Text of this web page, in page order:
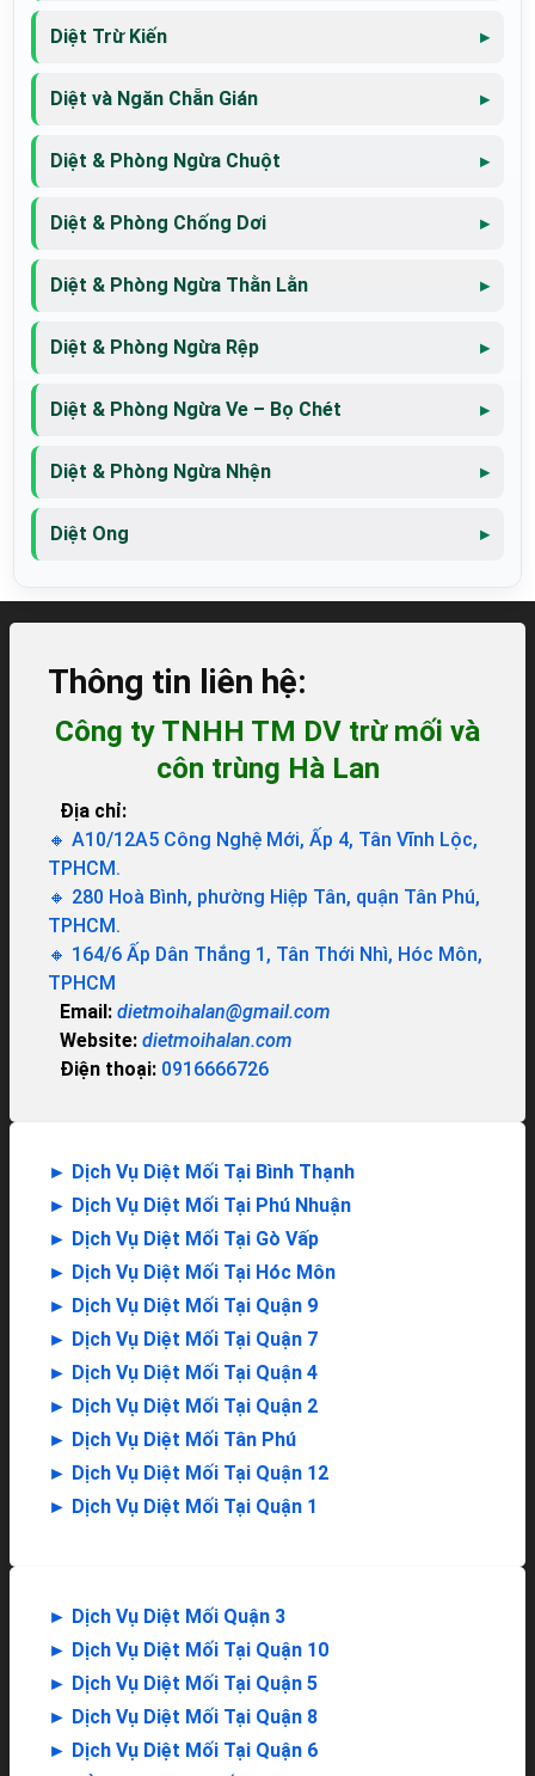
Diệt Trừ Kiến
Diệt và Ngăn Chẵn Gián
Diệt & Phòng Ngừa Chuột
Diệt & Phòng Chống Dơi
Diệt & Phòng Ngừa Thằn Lằn
Diệt & Phòng Ngừa Rệp
Diệt & Phòng Ngừa Ve – Bọ Chét
Diệt & Phòng Ngừa Nhện
Diệt Ong
Thông tin liên hệ:
Công ty TNHH TM DV trừ mối và
côn trùng Hà Lan
Địa chỉ:
🔸 A10/12A5 Công Nghệ Mới, Ấp 4, Tân Vĩnh Lộc,
TPHCM.
🔸 280 Hoà Bình, phường Hiệp Tân, quận Tân Phú,
TPHCM.
🔸 164/6 Ấp Dân Thắng 1, Tân Thới Nhì, Hóc Môn,
TPHCM
Email: dietmoihalan@gmail.com
Website: dietmoihalan.com
Điện thoại: 0916666726
► Dịch Vụ Diệt Mối Tại Bình Thạnh
► Dịch Vụ Diệt Mối Tại Phú Nhuận
► Dịch Vụ Diệt Mối Tại Gò Vấp
► Dịch Vụ Diệt Mối Tại Hóc Môn
► Dịch Vụ Diệt Mối Tại Quận 9
► Dịch Vụ Diệt Mối Tại Quận 7
► Dịch Vụ Diệt Mối Tại Quận 4
► Dịch Vụ Diệt Mối Tại Quận 2
► Dịch Vụ Diệt Mối Tân Phú
► Dịch Vụ Diệt Mối Tại Quận 12
► Dịch Vụ Diệt Mối Tại Quận 1
► Dịch Vụ Diệt Mối Quận 3
► Dịch Vụ Diệt Mối Tại Quận 10
► Dịch Vụ Diệt Mối Tại Quận 5
► Dịch Vụ Diệt Mối Tại Quận 8
► Dịch Vụ Diệt Mối Tại Quận 6